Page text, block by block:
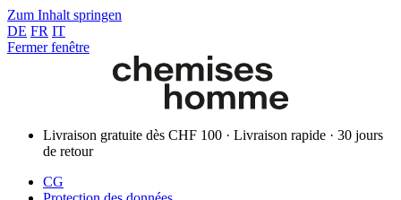
Zum Inhalt springen
DE FR IT
Fermer fenêtre
Livraison gratuite dès CHF 100 · Livraison rapide · 30 jours
de retour
CG